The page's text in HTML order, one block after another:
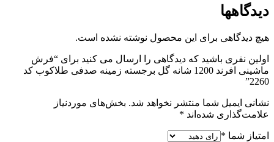
دیدگاهها
هیچ دیدگاهی برای این محصول نوشته نشده است.
اولین نفری باشید که دیدگاهی را ارسال می کنید برای “فرش
ماشینی افرند 1200 شانه گل برجسته زمینه صدفی طلاکوب کد
2260”
نشانی ایمیل شما منتشر نخواهد شد. بخش‌های موردنیاز
علامت‌گذاری شده‌اند *
امتیاز شما *